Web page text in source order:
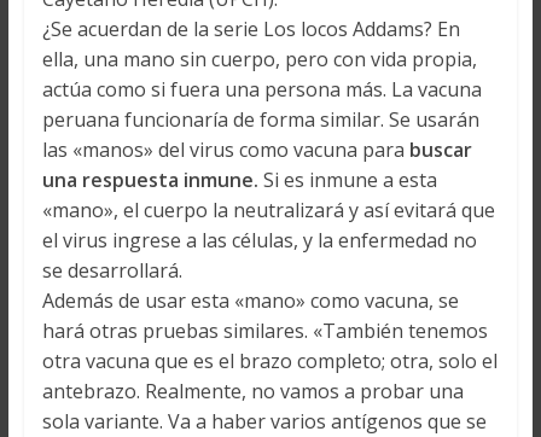
¿Se acuerdan de la serie Los locos Addams? En
ella, una mano sin cuerpo, pero con vida propia,
actúa como si fuera una persona más. La vacuna
peruana funcionaría de forma similar. Se usarán
las «manos» del virus como vacuna para buscar
una respuesta inmune. Si es inmune a esta
«mano», el cuerpo la neutralizará y así evitará que
el virus ingrese a las células, y la enfermedad no
se desarrollará.
Además de usar esta «mano» como vacuna, se
hará otras pruebas similares. «También tenemos
otra vacuna que es el brazo completo; otra, solo el
antebrazo. Realmente, no vamos a probar una
sola variante. Va a haber varios antígenos que se